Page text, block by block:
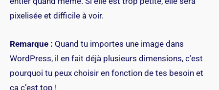
pixelisée et difficile à voir.
Remarque : Quand tu importes une image dans
WordPress, il en fait déjà plusieurs dimensions, c’est
pourquoi tu peux choisir en fonction de tes besoin et
ça c’est top !